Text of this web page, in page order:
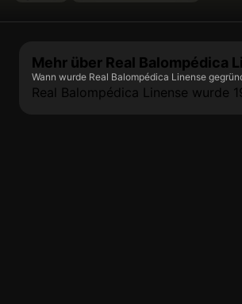
Mehr über Real Balompédica
Wann wurde Real Balompédica Linense
Real Balompédica Linense wurde